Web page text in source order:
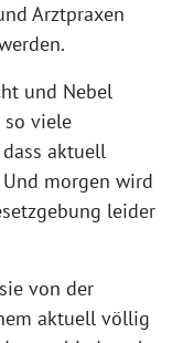
Arztpraxen
und Nebel
viele
aktuell
morgen wird
leider
von der
aktuell völlig